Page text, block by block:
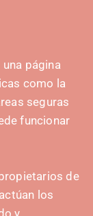
página
como la
seguras
funcionar
de
los
y